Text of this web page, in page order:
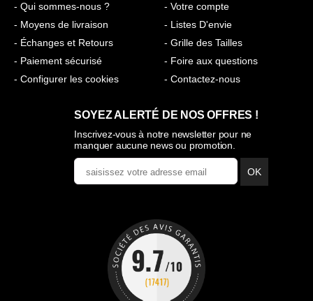
- Qui sommes-nous ?
- Moyens de livraison
- Échanges et Retours
- Paiement sécurisé
- Configurer les cookies
- Votre compte
- Listes D'envie
- Grille des Tailles
- Foire aux questions
- Contactez-nous
SOYEZ ALERTÉ DE NOS OFFRES !
Inscrivez-vous à notre newsletter pour ne
manquer aucune news ou promotion.
OK